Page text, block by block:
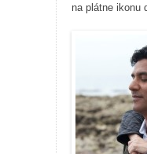
na plátne ikonu